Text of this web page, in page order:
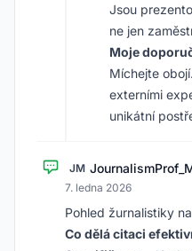
Jsou
ne jen
Moje
Míchejte
externími
unikátní
JM
7. ledna 2026
Pohled žurnalistiky
Co dělá citaci